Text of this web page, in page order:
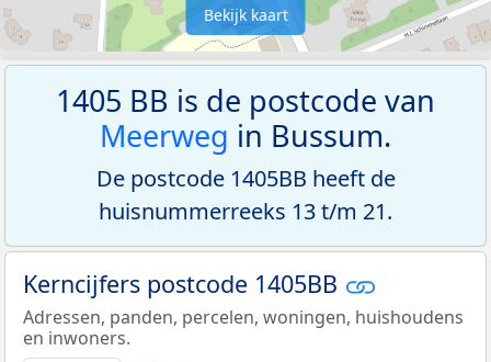
Bekijk kaart
1405 BB is de postcode van
Meerweg in Bussum.
De postcode 1405BB heeft de
huisnummerreeks 13 t/m 21.
Kerncijfers postcode 1405BB
Adressen, panden, percelen, woningen, huishoudens
en inwoners.